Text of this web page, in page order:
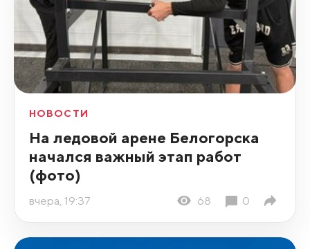
НОВОСТИ
На ледовой арене Белогорска
начался важный этап работ
(фото)
вчера, 19:37 68 0